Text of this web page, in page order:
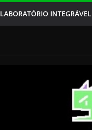
LABORATÓRIO INTEGRÁVEL